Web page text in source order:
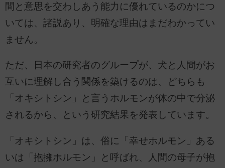
間と意思を交わしあう能力に優れているのかにつ
いては、諸説あり、明確な理由はまだわかってい
ません。
ただ、日本の研究者のグループが、犬と人間がお
互いに理解し合う関係を築けるのは、どちらも
「オキシトシン」と言うホルモンが体の中で分泌
されるから、という研究結果を発表しています。
「オキシトシン」は、俗に「幸せホルモン」ある
いは「抱擁ホルモン」と呼ばれ、人間の母子が抱